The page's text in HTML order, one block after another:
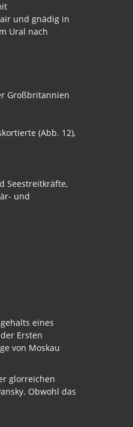
und gnädig in
Ural nach
Großbritannien
(Abb. 12),
Seestreitkräfte,
und
eines
Ersten
von Moskau
glorreichen
Obwohl das